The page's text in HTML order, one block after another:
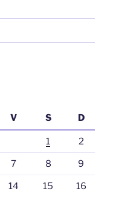
V S D
1 2
7 8 9
14 15 16